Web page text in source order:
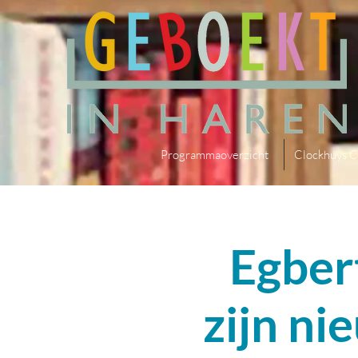
Programmaoverzicht Clockhuys
zijn